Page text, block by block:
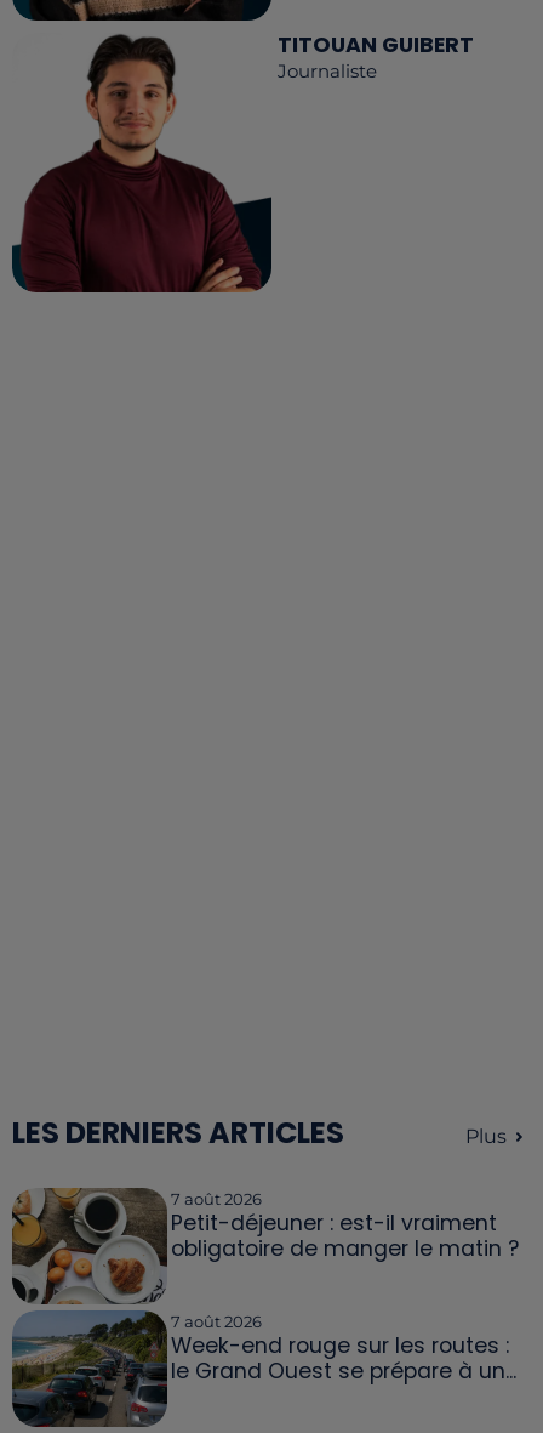
TITOUAN GUIBERT
Journaliste
LES DERNIERS ARTICLES Plus
7 août 2026
Petit-déjeuner : est-il vraiment
obligatoire de manger le matin ?
7 août 2026
Week-end rouge sur les routes :
le Grand Ouest se prépare à un...